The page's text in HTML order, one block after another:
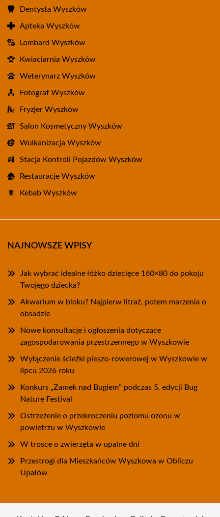
Dentysta Wyszków
Apteka Wyszków
Lombard Wyszków
Kwiaciarnia Wyszków
Weterynarz Wyszków
Fotograf Wyszków
Fryzjer Wyszków
Salon Kosmetyczny Wyszków
Wulkanizacja Wyszków
Stacja Kontroli Pojazdów Wyszków
Restauracje Wyszków
Kebab Wyszków
NAJNOWSZE WPISY
Jak wybrać idealne łóżko dziecięce 160×80 do pokoju
Twojego dziecka?
Akwarium w bloku? Najpierw litraż, potem marzenia o
obsadzie
Nowe konsultacje i ogłoszenia dotyczące
zagospodarowania przestrzennego w Wyszkowie
Wyłączenie ścieżki pieszo-rowerowej w Wyszkowie w
lipcu 2026 roku
Konkurs „Zamek nad Bugiem” podczas 5. edycji Bug
Nature Festival
Ostrzeżenie o przekroczeniu poziomu ozonu w
powietrzu w Wyszkowie
W trosce o zwierzęta w upalne dni
Przestrogi dla Mieszkańców Wyszkowa w Obliczu
Upałów